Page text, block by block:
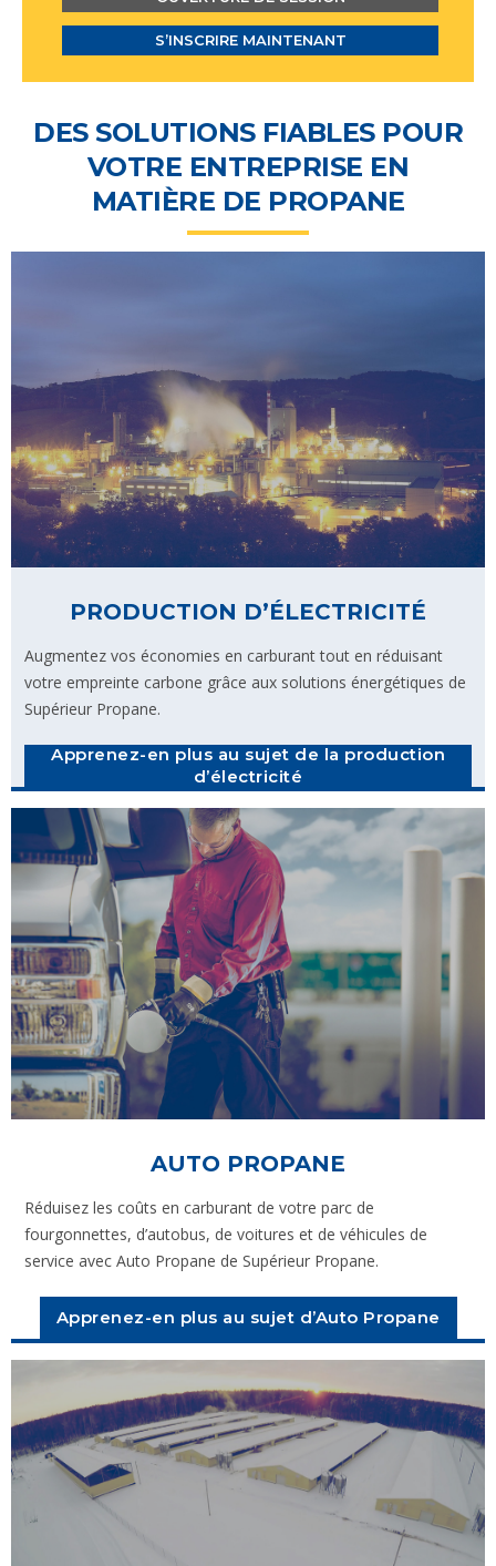
S’INSCRIRE MAINTENANT
DES SOLUTIONS FIABLES POUR
VOTRE ENTREPRISE EN
MATIÈRE DE PROPANE
PRODUCTION D’ÉLECTRICITÉ
Augmentez vos économies en carburant tout en réduisant
votre empreinte carbone grâce aux solutions énergétiques de
Supérieur Propane.
Apprenez-en plus au sujet de la production
d’électricité
AUTO PROPANE
Réduisez les coûts en carburant de votre parc de
fourgonnettes, d’autobus, de voitures et de véhicules de
service avec Auto Propane de Supérieur Propane.
Apprenez-en plus au sujet d’Auto Propane